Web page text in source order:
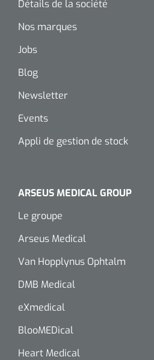
Détails de la société
Nos marques
Jobs
Blog
Newsletter
Events
Appli de gestion de stock
ARSEUS MEDICAL GROUP
Le groupe
Arseus Medical
Van Hopplynus Ophtalm
DMB Medical
eXmedical
BlooMEDical
Heart Medical